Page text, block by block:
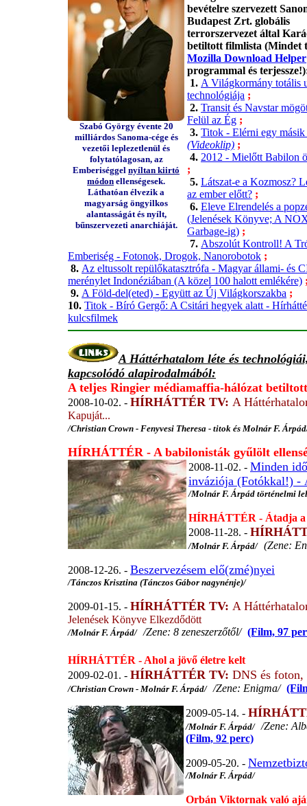
Szabó György évente 20
milliárdos Sanoma-cége és
vezetői leplezetlenül és
folytatólagosan, az
Emberiséggel nyíltan kiirtó
módon ellenségesek.
Láthatóan élvezik a
magyarság öngyilkos
alantasságát és nyílt,
bűnszervezeti anarchiáját.
bevételre szervezett
Budapest Zrt. globális
terrorszervezet által
betiltott filmlista (Mindet
Mozilla Download Helper
programmal és
1. A Világkormány totális
technológiája ;
2. Transit és Navstar
Felül az Ég ;
3. Titok - Elérni egy
(Videoklip) ;
4. 2012 - Mielőtt Babilon
;
5. Látszat-e a Kozmosz?
az ember előtt? ;
6. Eleve Elrendelés a
(Jelenések Könyve; A
Garbage-ig) ;
7. Abszolút Kontroll! A
Emberiség - Fotonok, Drogok, Nanorobotok ;
8. Az eltussolt repülőkatasztrófa - Magyar állami- és
merénylet Indonéziában (A közel 100 halott emlékére)
9. A Föld-del(eted) - Együtt az Új Világkorszakba ;
10. Titok - Bíró Gergő: A Csitári hegyek alatt -
kulcsfilmek
A Háttérhatalom léte és
kapcsolódó alapirodalmából:
A teljes Ringier médiamaffia-hálózat
2008-10-02. - HÍRHÁTTÉR TV: A
Kapuját...
/Christian Crown - Fenyvesi Theresa - titok és Molnár F.
HÍRHÁTTÉR - A babilonisták gyűlölt
2008-11-02. - Minden
inváziója (Fotókkal!) -
/Molnár F. Árpád történelmi
HÍRHÁTTÉR - Átadja
2008-11-28. -
/Molnár F. Árpád/ (Zene:
2008-12-26. - Beszervezésem elő(zmé)nyei
/Tánczos Krisztina (Tánczos Gábor nagynénje)/
2009-01-15. - HÍRHÁTTÉR TV: A
Jelenések Könyve Elkezdődött
/Molnár F. Árpád//Zene: 8 zeneszerzőtől/ (Film, 97
HÍRHÁTTÉR - Ahol a jövő életre kelt
2009-02-01. - HÍRHÁTTÉR TV: DNS és foton,
/Christian Crown - Molnár F. Árpád//Zene: Enigma/
2009-05-14. -
/Molnár F. Árpád//Zene:
(Film, 92 perc)
2009-05-20. -
/Molnár F. Árpád/
Orbán Viktornak való